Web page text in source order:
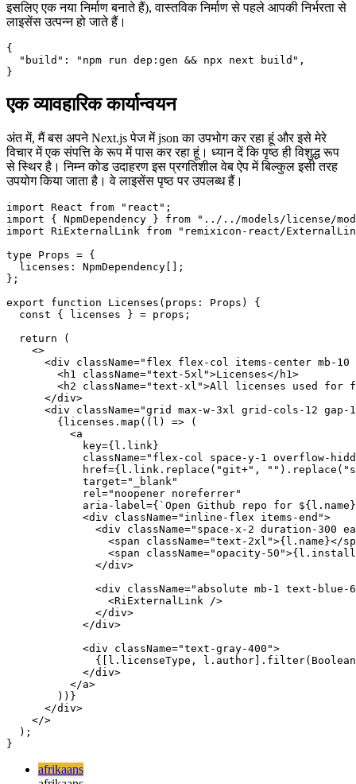
चूंकि यह एक दोहराव वाला कार्य है जिसे वर्तमान आउटपुट सुनिश्चित करने के
लिए प्रत्येक परिनियोजन से पहले किया जाना है, मैंने इसे केवल एनपीएम के
जिसका अर्थ है कि जब भी आप एक नया संस्करण परिनियोजित करते हैं (और
इसलिए एक नया निर्माण बनाते हैं), वास्तविक निर्माण से पहले आपकी निर्भरता से
लाइसेंस उत्पन्न हो जाते हैं।
{
एक व्यावहारिक कार्यान्वयन
विचार में एक संपत्ति के रूप में पास कर रहा हूं। ध्यान दें कि पृष्ठ ही विशुद्ध रूप
से स्थिर है। निम्न कोड उदाहरण इस प्रगतिशील वेब ऐप में बिल्कुल इसी तरह
उपयोग किया जाता है। वे लाइसेंस पृष्ठ पर उपलब्ध हैं।
import React from "react";
import { NpmDependency } from "../../models/license/
type Props = {
  licenses: NpmDependency[];
export function Licenses(props: Props) {
  const { licenses } = props;
  return (
<div className="flex flex-col items-center mb-10
        <h1 className="text-5xl">Licenses</h1>
<h2 className="text-xl">All licenses used for
<div className="grid max-w-3xl grid-cols-12 gap-
        {licenses.map((l) => (
            key={l.link}
className="flex-col space-y-1 overflow-
href={l.link.replace("git+",
            target="_blank"
            rel="noopener noreferrer"
aria-label={`Open Github repo for
<div className="space-x-2 duration-300
<span className="text-2xl">{l.name}</
<span className="opacity-
              </div>
<div className="absolute mb-1 text-
                <RiExternalLink />
              </div>
            </div>
            <div className="text-gray-400">
{[l.licenseType,
            </div>
          </a>
      </div>
    </>